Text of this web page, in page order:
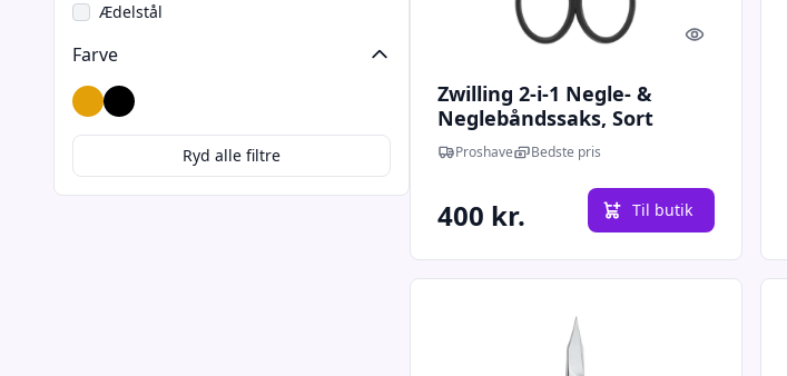
Ædelstål
Farve
GuldSort
Ryd alle filtre
Quick look
Zwilling 2-i-1 Negle- &
Neglebåndssaks, Sort
Proshave Bedste pris
400 kr. Til butik